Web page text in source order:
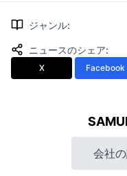
ジャンル:
ニュースのシェア:
X Facebook
会社